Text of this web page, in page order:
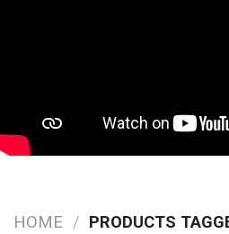
HOME / PRODUCTS